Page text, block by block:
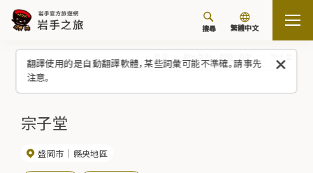
翻譯使用的是自動翻譯軟體，某些詞彙可能不準確。請事先
注意。
搜尋 繁體中文
宗子堂
盛岡市 縣央地區